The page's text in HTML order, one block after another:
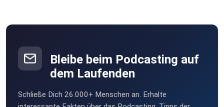
Bleibe beim Podcasting auf
dem Laufenden
Schließe Dich 26.000+ Menschen an. Erhalte